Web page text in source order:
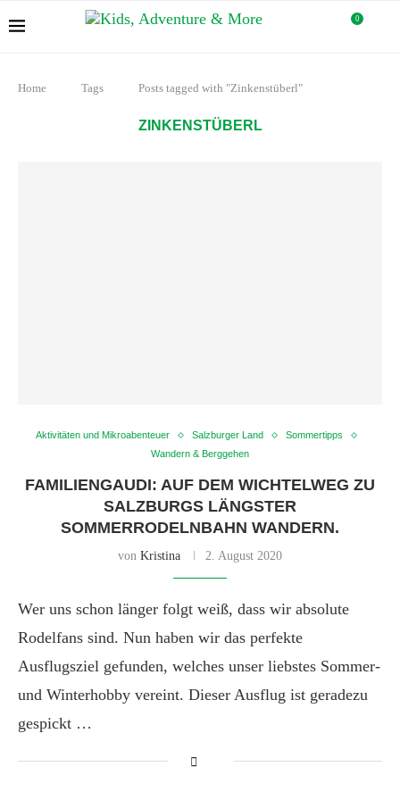
0
Home Tags Posts tagged with "Zinkenstüberl"
ZINKENSTÜBERL
Aktivitäten und Mikroabenteuer Salzburger Land
Sommertipps
Wandern & Berggehen
FAMILIENGAUDI: AUF DEM WICHTELWEG ZU
SALZBURGS LÄNGSTER
SOMMERRODELNBAHN WANDERN.
von Kristina 2. August 2020
Wer uns schon länger folgt weiß, dass wir absolute
Rodelfans sind. Nun haben wir das perfekte
Ausflugsziel gefunden, welches unser liebstes Sommer-
und Winterhobby vereint. Dieser Ausflug ist geradezu
gespickt …